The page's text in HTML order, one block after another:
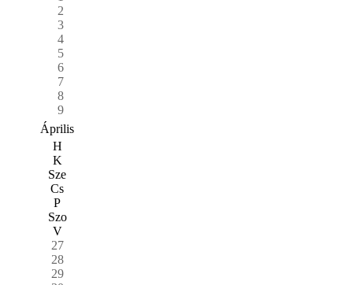
2
3
4
5
6
7
8
9
Április
H
K
Sze
Cs
P
Szo
V
27
28
29